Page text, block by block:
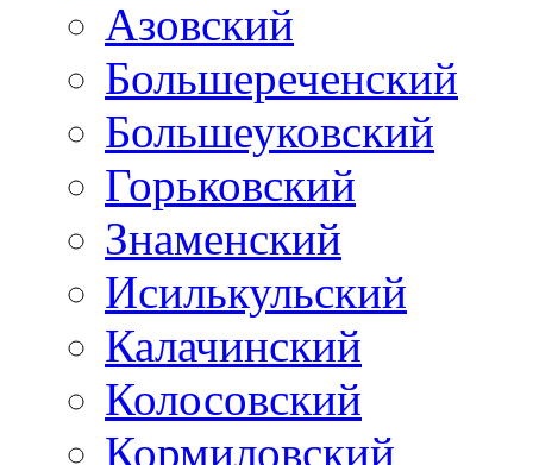
Азовский
Большереченский
Большеуковский
Горьковский
Знаменский
Исилькульский
Калачинский
Колосовский
Кормиловский